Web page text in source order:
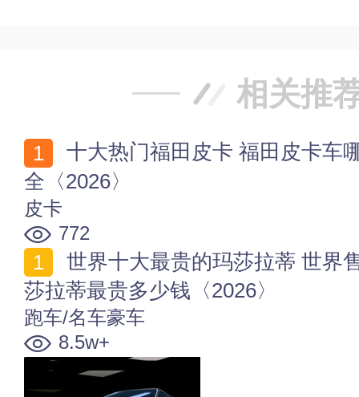
相关推
全〈2026〉
皮卡
772
莎拉蒂最贵多少钱〈2026〉
跑车/名车豪车
8.5w+